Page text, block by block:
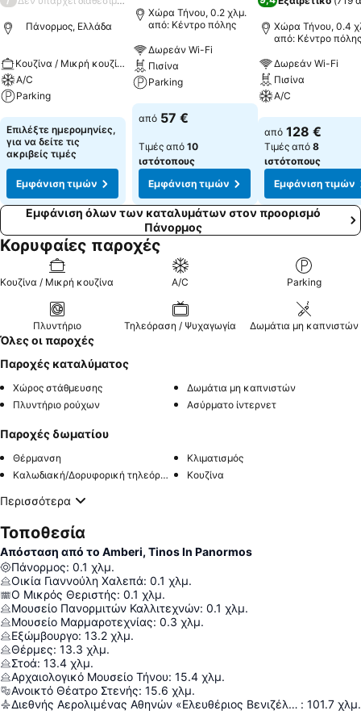
Πάνορμος, Ελλάδα
Κουζίνα / Μικρή κουζίνα
A/C
Parking
Εμφάνιση τιμών
Επιλέξτε ημερομηνίες,
για να δείτε τις
ακριβείς τιμές
Εμφάνιση τιμών
Χώρα Τήνου, 0.2 χλμ.
από: Κέντρο πόλης
Δωρεάν Wi-Fi
Πισίνα
Parking
Εμφάνιση τιμών
από 57 €
Τιμές από 10
ιστότοπους
Εμφάνιση τιμών
Χώρα Τήνου, 0.4
από: Κέντρο πόλης
Δωρεάν Wi-Fi
Πισίνα
A/C
Εμφάνιση τιμών
από 128 €
Τιμές από 8
ιστότοπους
Εμφάνιση τιμών
Εμφάνιση όλων των καταλυμάτων στον προορισμό
Πάνορμος
Κορυφαίες παροχές
Κουζίνα / Μικρή κουζίνα A/C Parking
Πλυντήριο Τηλεόραση / Ψυχαγωγία Δωμάτια μη καπνιστών
Όλες οι παροχές
Παροχές καταλύματος
Χώρος στάθμευσης
Δωμάτια μη καπνιστών
Πλυντήριο ρούχων
Ασύρματο ίντερνετ
Παροχές δωματίου
Θέρμανση
Κλιματισμός
Καλωδιακή/Δορυφορική τηλεόραση
Κουζίνα
Περισσότερα
Τοποθεσία
Απόσταση από το Amberi, Tinos In Panormos
Πάνορμος: 0.1 χλμ.
Οικία Γιαννούλη Χαλεπά: 0.1 χλμ.
Ο Μικρός Θεριστής: 0.1 χλμ.
Μουσείο Πανορμιτών Καλλιτεχνών: 0.1 χλμ.
Μουσείο Μαρμαροτεχνίας: 0.3 χλμ.
Εξώμβουργο: 13.2 χλμ.
Θέρμες: 13.3 χλμ.
Στοά: 13.4 χλμ.
Αρχαιολογικό Μουσείο Τήνου: 15.4 χλμ.
Ανοικτό Θέατρο Στενής: 15.6 χλμ.
Διεθνής Αερολιμένας Αθηνών «Ελευθέριος Βενιζέλος» : 101.7 χλμ.